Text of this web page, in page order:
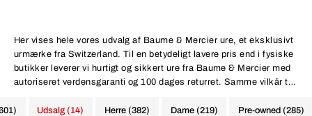
Her vises hele vores udvalg af Baume & Mercier ure, et eksklusivt
urmærke fra Switzerland. Til en betydeligt lavere pris end i fysiske
butikker leverer vi hurtigt og sikkert ure fra Baume & Mercier med
autoriseret verdensgaranti og 100 dages returret. Samme vilkår til
Herre (382) Dame (219) Pre-owned (285)
Udsalg (14)